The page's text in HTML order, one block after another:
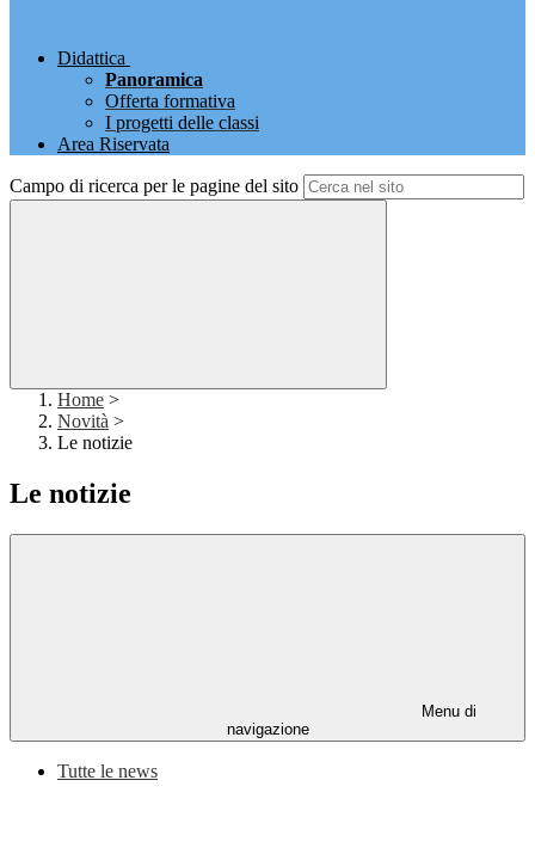
Didattica
Panoramica
Offerta formativa
I progetti delle classi
Area Riservata
Campo di ricerca per le pagine del sito
Home >
Novità >
Le notizie
Le notizie
Menu di
navigazione
Tutte le news